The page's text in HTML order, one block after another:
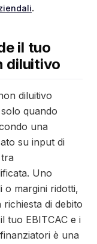
.
il tuo
diluitivo
diluitivo
quando
una
su input di
Uno
o margini ridotti,
di debito
tuo EBITCAC e i
è una